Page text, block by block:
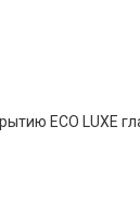
ECO LUXE